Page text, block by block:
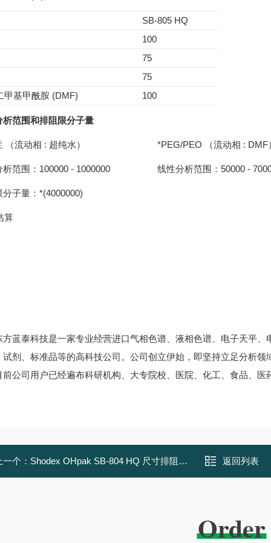
SB-805 HQ
100
75
75
甲基甲酰胺 (DMF)
100
析范围和排阻限分子量
（流动相 : 超纯水）
析范围：100000 - 1000000
分子量：*(4000000)
算
*PEG/PEO （流动相 : DMF
线性分析范围：50000 -
方蓝泰科技是一家专业经营进口气相色谱、液相色谱、电子天平
试剂、标准品等的高科技公司。公司创立伊始，即坚持立足分析
前公司用户已经遍布科研机构、大专院校、医院、化工、食品、
一个： Shodex OHpak SB-804 HQ 尺寸排阻色谱柱 返回列表
Order